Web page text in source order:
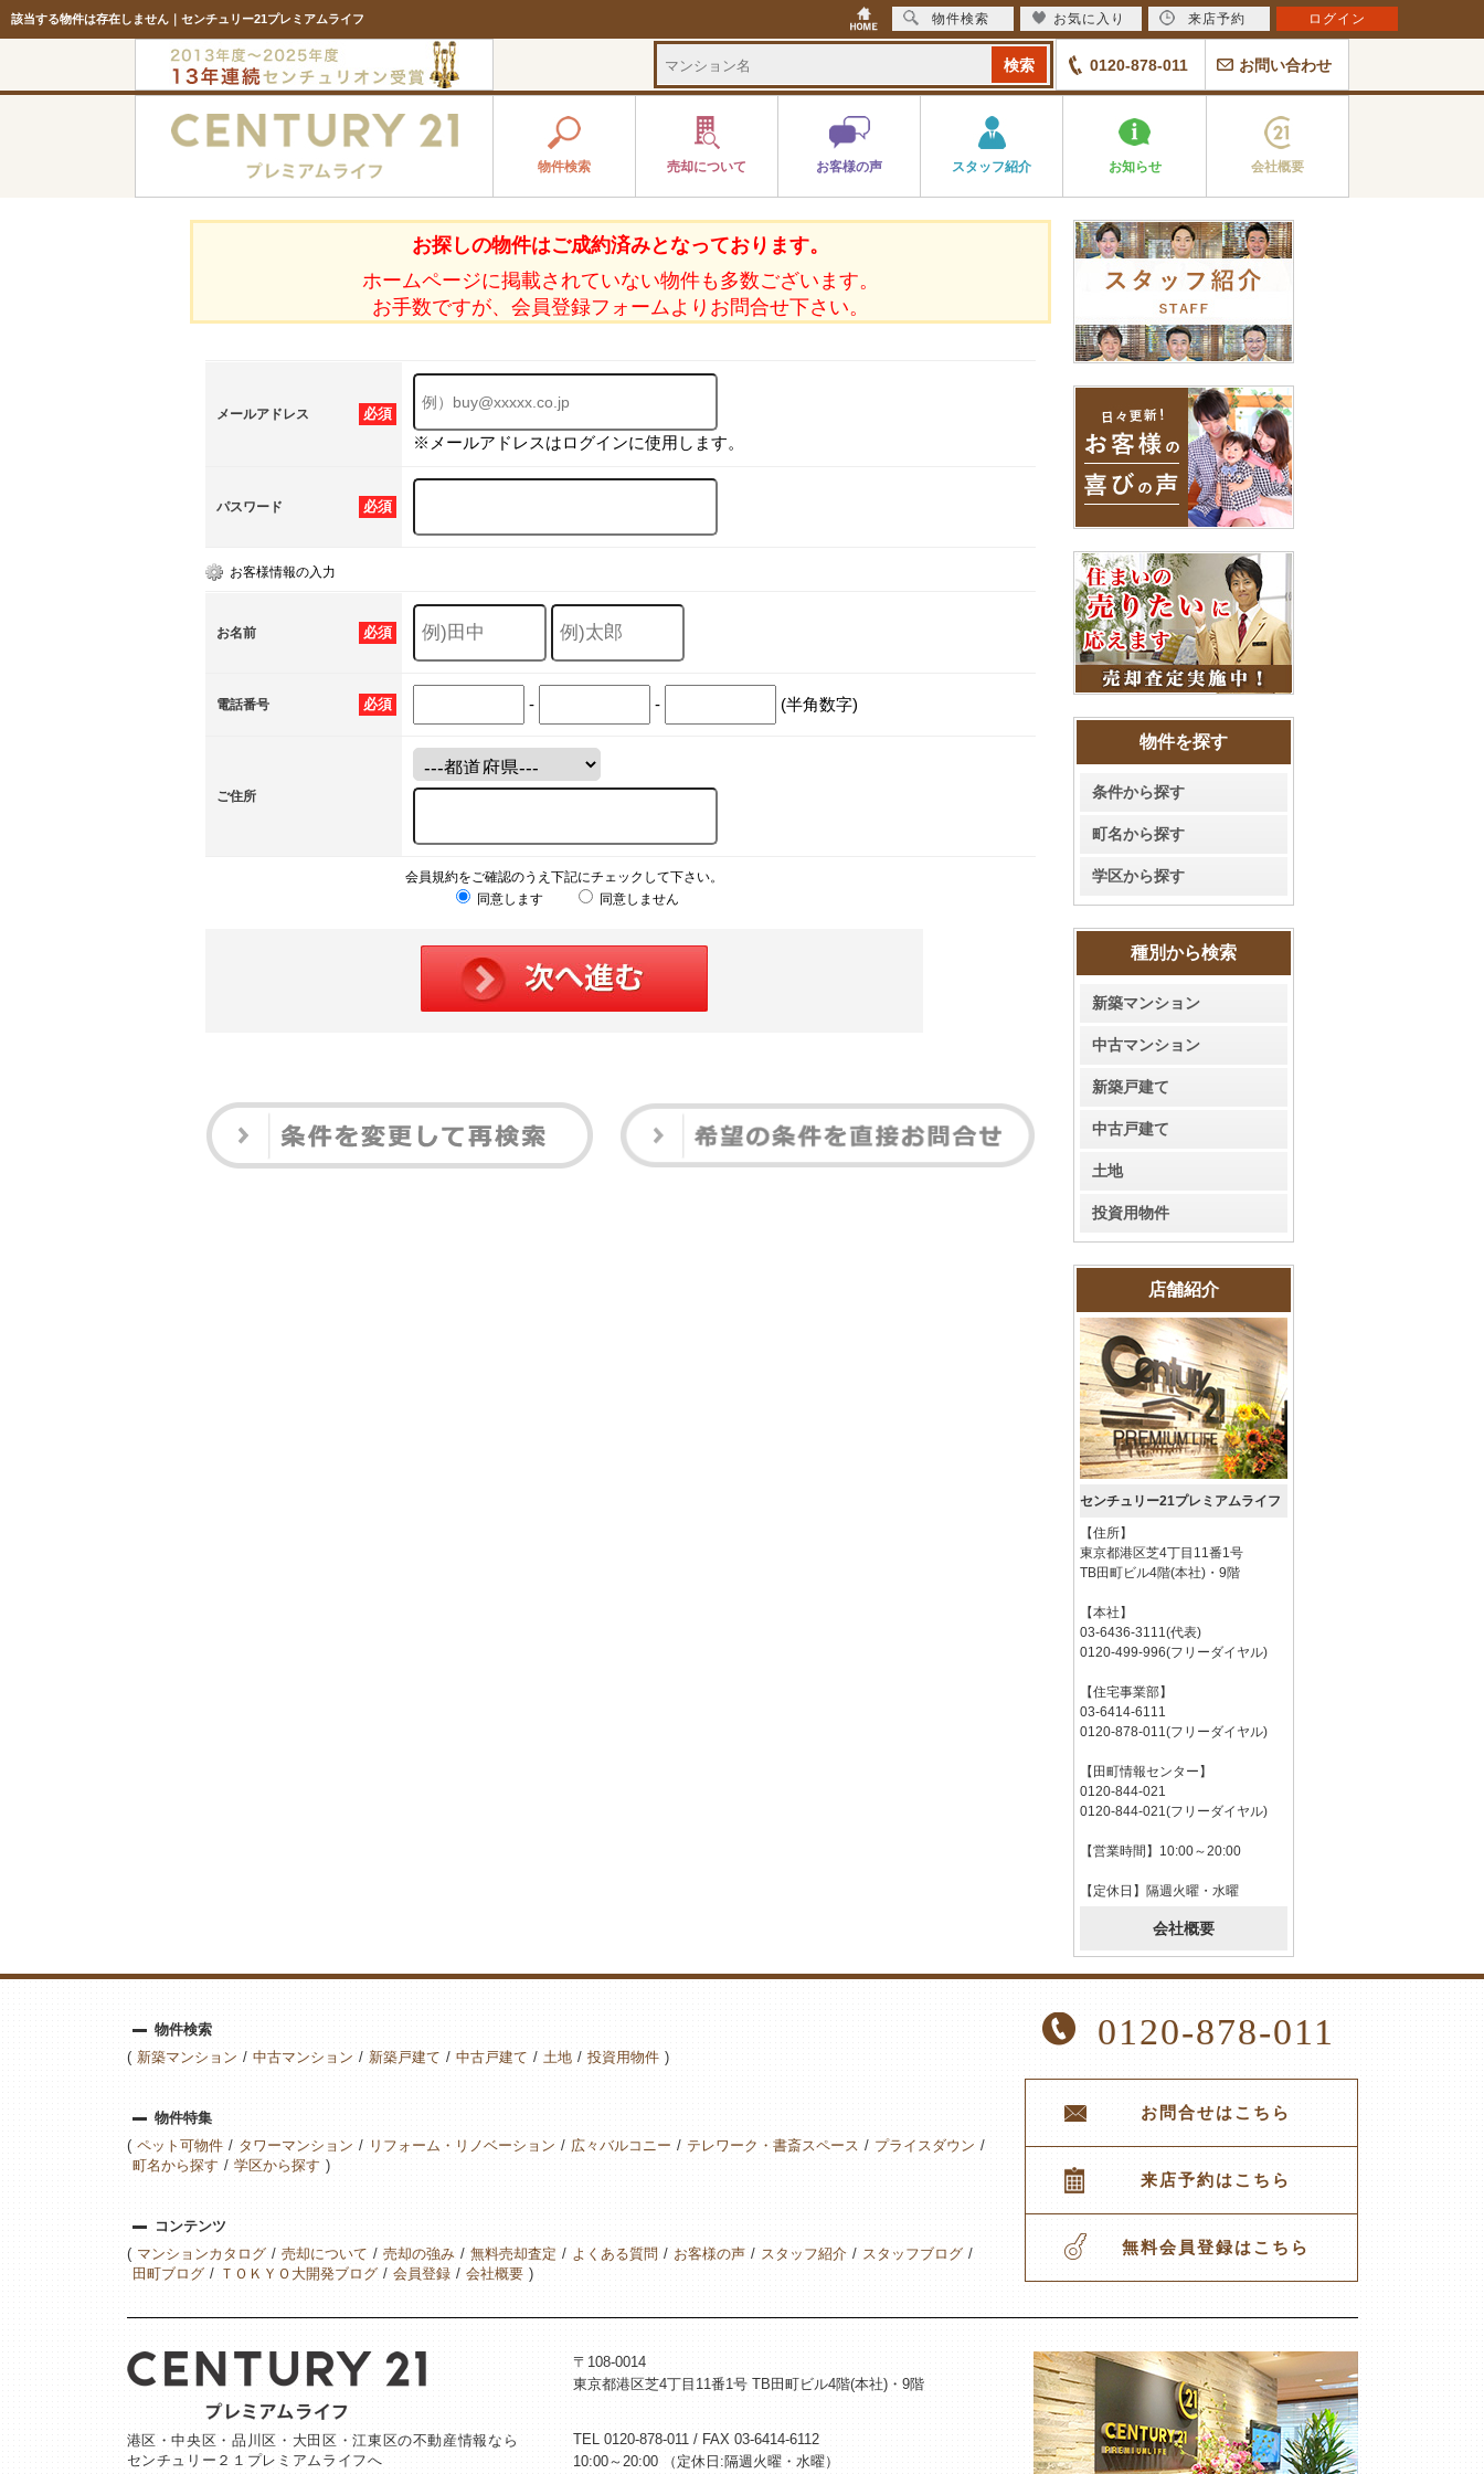
該当する物件は存在しません｜センチュリー21プレミアムライフ
0120-878-011 お問い合わせ
物件検索 売却について お客様の声 スタッフ紹介 お知らせ 会社概要
お探しの物件はご成約済みとなっております。
ホームページに掲載されていない物件も多数ございます。
お手数ですが、会員登録フォームよりお問合せ下さい。
必須
メールアドレス
※メールアドレスはログインに使用します。
必須
パスワード
お客様情報の入力
必須
お名前
必須
電話番号 - - (半角数字)
ご住所
会員規約をご確認のうえ下記にチェックして下さい。
同意します
同意しません
物件を探す
条件から探す
町名から探す
学区から探す
種別から検索
新築マンション
中古マンション
新築戸建て
中古戸建て
土地
投資用物件
店舗紹介
センチュリー21プレミアムライフ
【住所】
東京都港区芝4丁目11番1号
TB田町ビル4階(本社)・9階
【本社】
03-6436-3111(代表)
0120-499-996(フリーダイヤル)
【住宅事業部】
03-6414-6111
0120-878-011(フリーダイヤル)
【田町情報センター】
0120-844-021
0120-844-021(フリーダイヤル)
【営業時間】10:00～20:00
【定休日】隔週火曜・水曜
会社概要
物件検索
新築マンション
中古マンション 新築戸建て 中古戸建て 土地 投資用物件
物件特集
ペット可物件
タワーマンション リフォーム・リノベーション 広々バルコニー テレワーク・書斎スペース
プライスダウン
町名から探す
学区から探す
コンテンツ
マンションカタログ
売却について 売却の強み 無料売却査定 よくある質問 お客様の声 スタッフ紹介
スタッフブログ
田町ブログ
ＴＯＫＹＯ大開発ブログ 会員登録 会社概要
0120-878-011
お問合せはこちら
来店予約はこちら
無料会員登録はこちら
港区・中央区・品川区・大田区・江東区の不動産情報なら
センチュリー２１プレミアムライフへ
〒108-0014
東京都港区芝4丁目11番1号 TB田町ビル4階(本社)・9階
TEL 0120-878-011 / FAX 03-6414-6112
10:00～20:00 （定休日:隔週火曜・水曜）
物件検索 お気に入り 来店予約 ログイン